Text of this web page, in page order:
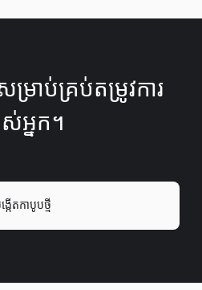
រាប់គ្រប់តម្រូវការ
អ្នក។
កើតកាបូបថ្មី